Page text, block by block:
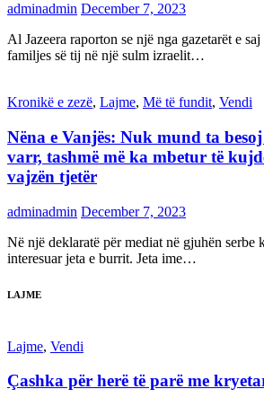
adminadmin December 7, 2023
Al Jazeera raporton se një nga gazetarët e
familjes së tij në një sulm izraelit…
Kronikë e zezë, Lajme, Më të fundit, Vendi
Nëna e Vanjës: Nuk mund ta besoj
varr, tashmë më ka mbetur të
vajzën tjetër
adminadmin December 7, 2023
Në një deklaratë për mediat në gjuhën serbe
interesuar jeta e burrit. Jeta ime…
LAJME
Lajme, Vendi
Çashka për herë të parë me